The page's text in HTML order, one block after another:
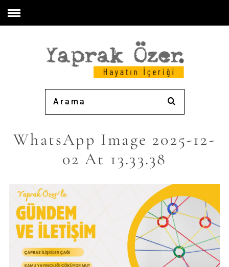
WhatsApp Image 2025-12-
02 At 13.33.38